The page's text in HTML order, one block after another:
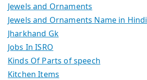
Jewels and Ornaments
Jewels and Ornaments Name in Hindi
Jharkhand Gk
Jobs In ISRO
Kinds Of Parts of speech
Kitchen Items